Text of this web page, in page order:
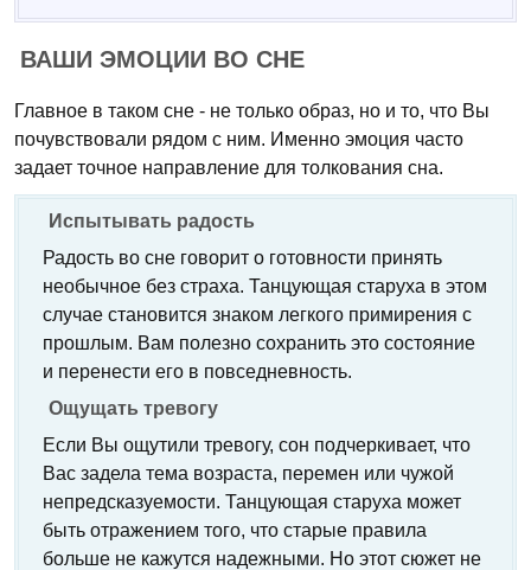
ВАШИ ЭМОЦИИ ВО СНЕ
Главное в таком сне - не только образ, но и то, что Вы
почувствовали рядом с ним. Именно эмоция часто
задает точное направление для толкования сна.
Испытывать радость
Радость во сне говорит о готовности принять
необычное без страха. Танцующая старуха в этом
случае становится знаком легкого примирения с
прошлым. Вам полезно сохранить это состояние
и перенести его в повседневность.
Ощущать тревогу
Если Вы ощутили тревогу, сон подчеркивает, что
Вас задела тема возраста, перемен или чужой
непредсказуемости. Танцующая старуха может
быть отражением того, что старые правила
больше не кажутся надежными. Но этот сюжет не